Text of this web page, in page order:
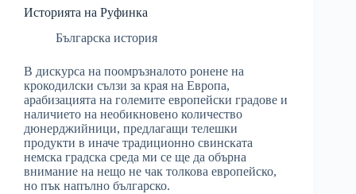
Историята на Руфинка
Българска история
В дискурса на поомръзналото ронене на
крокодилски сълзи за края на Европа,
арабизацията на големите европейски градове и
наличието на необикновено количество
дюнерджийници, предлагащи телешки
продукти в иначе традиционно свинската
немска градска среда ми се ще да обърна
внимание на нещо не чак толкова европейско,
но пък напълно българско.